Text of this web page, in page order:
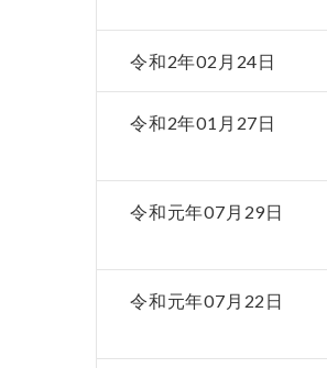
令和2年02月24日
令和2年01月27日
令和元年07月29日
令和元年07月22日